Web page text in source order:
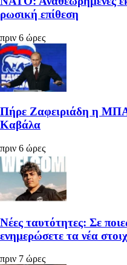
ρωσική επίθεση
πριν 6 ώρες
Πήρε Ζαφειριάδη η
Καβάλα
πριν 6 ώρες
Νέες ταυτότητες: Σε
ενημερώσετε τα νέα
πριν 7 ώρες